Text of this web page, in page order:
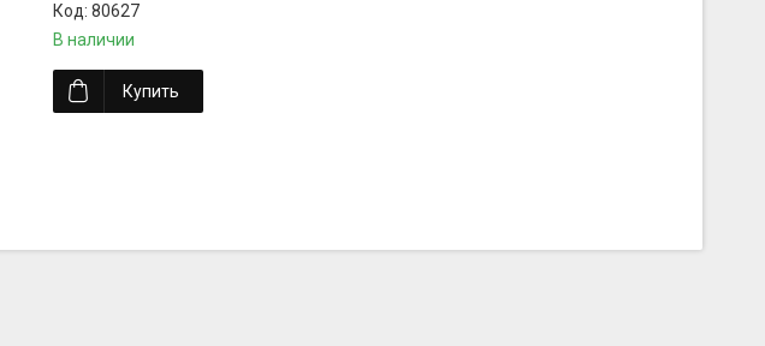
80627
В наличии
Купить